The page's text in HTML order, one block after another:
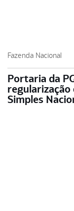
Fazenda Nacional
Portaria da
regularização
Simples